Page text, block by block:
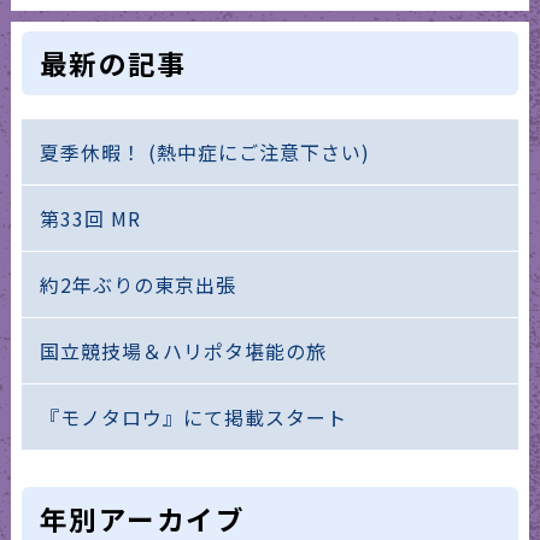
最新の記事
夏季休暇！ (熱中症にご注意下さい)
第33回 MR
約2年ぶりの東京出張
国立競技場＆ハリポタ堪能の旅
『モノタロウ』にて掲載スタート
年別アーカイブ